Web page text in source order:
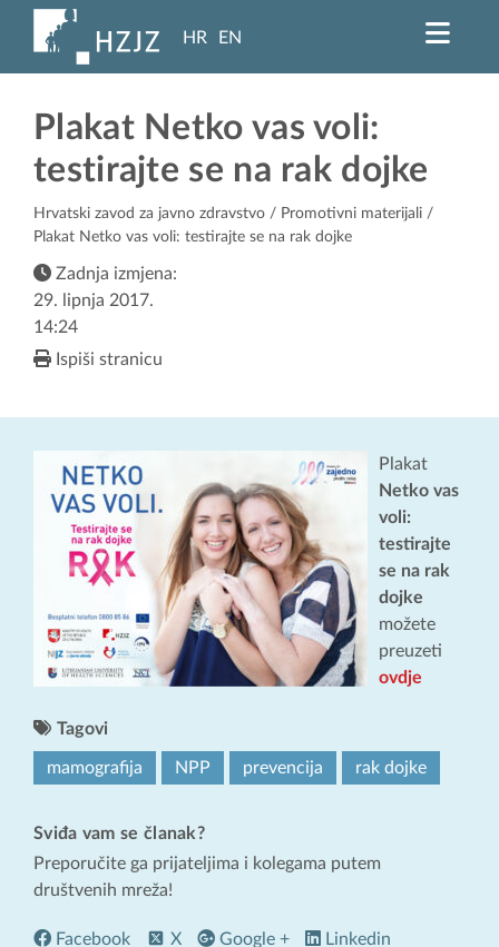
HR EN
Plakat Netko vas voli:
testirajte se na rak dojke
Hrvatski zavod za javno zdravstvo / Promotivni materijali /
Plakat Netko vas voli: testirajte se na rak dojke
Zadnja izmjena:
29. lipnja 2017.
14:24
Ispiši stranicu
Plakat
Netko vas
voli:
testirajte
se na rak
dojke
možete
preuzeti
ovdje
Tagovi
mamografija NPP prevencija rak dojke
Sviđa vam se članak?
Preporučite ga prijateljima i kolegama putem
društvenih mreža!
Facebook X Google + Linkedin